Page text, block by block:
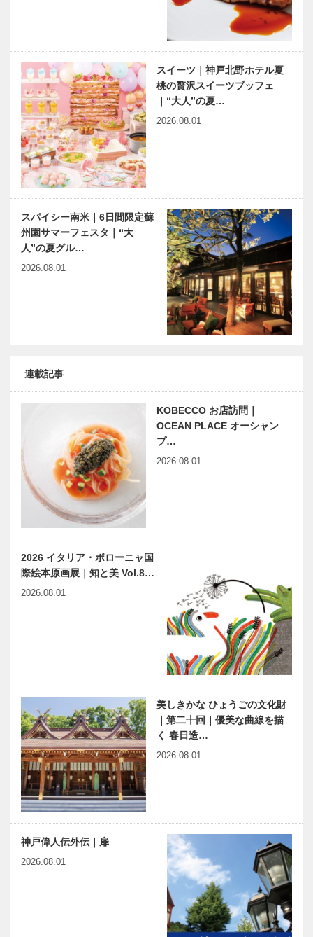
スイーツ｜神戸北野ホテル夏
桃の贅沢スイーツブッフェ
｜“大人”の夏…
2026.08.01
スパイシー南米｜6日間限定蘇
州園サマーフェスタ｜“大
人”の夏グル…
2026.08.01
連載記事
KOBECCO お店訪問｜
OCEAN PLACE オーシャン
プ…
2026.08.01
2026 イタリア・ボローニャ国
際絵本原画展｜知と美 Vol.8…
2026.08.01
美しきかな ひょうごの文化財
｜第二十回｜優美な曲線を描
く 春日造…
2026.08.01
神戸偉人伝外伝｜扉
2026.08.01